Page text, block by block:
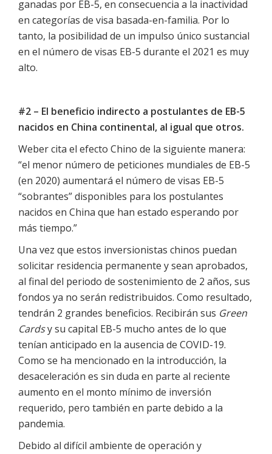
ganadas por EB-5, en consecuencia a la inactividad
en categorías de visa basada-en-familia. Por lo
tanto, la posibilidad de un impulso único sustancial
en el número de visas EB-5 durante el 2021 es muy
alto.
#2 – El beneficio indirecto a postulantes de EB-5
nacidos en China continental, al igual que otros.
Weber cita el efecto Chino de la siguiente manera:
“el menor número de peticiones mundiales de EB-5
(en 2020) aumentará el número de visas EB-5
“sobrantes” disponibles para los postulantes
nacidos en China que han estado esperando por
más tiempo.”
Una vez que estos inversionistas chinos puedan
solicitar residencia permanente y sean aprobados,
al final del periodo de sostenimiento de 2 años, sus
fondos ya no serán redistribuidos. Como resultado,
tendrán 2 grandes beneficios. Recibirán sus Green
Cardsy su capital EB-5 mucho antes de lo que
tenían anticipado en la ausencia de COVID-19.
Como se ha mencionado en la introducción, la
desaceleración es sin duda en parte al reciente
aumento en el monto mínimo de inversión
requerido, pero también en parte debido a la
pandemia.
Debido al difícil ambiente de operación y